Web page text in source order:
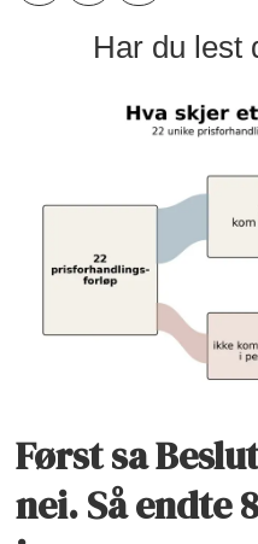
Har du lest
Først sa
nei. Så endte